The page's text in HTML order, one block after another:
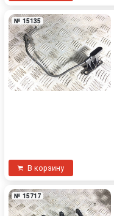
№ 15135
В корзину
№ 15717